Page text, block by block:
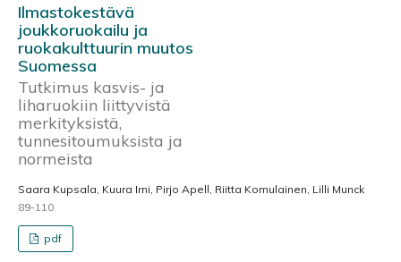
Ilmastokestävä
joukkoruokailu ja
ruokakulttuurin muutos
Suomessa
Tutkimus kasvis- ja
liharuokiin liittyvistä
merkityksistä,
tunnesitoumuksista ja
normeista
Saara Kupsala, Kuura Irni, Pirjo Apell, Riitta Komulainen, Lilli Munck
89-110
pdf